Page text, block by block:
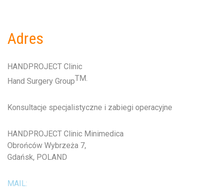
Adres
HANDPROJECT Clinic
Hand Surgery GroupTM.
Konsultacje specjalistyczne i zabiegi operacyjne
HANDPROJECT Clinic Minimedica
Obrońców Wybrzeża 7,
Gdańsk, POLAND
MAIL: